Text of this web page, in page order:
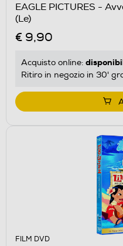
EAGLE PICTURES -
(Le)
€ 9,90
Acquisto online:
Ritiro in negozio in 30'
FILM DVD